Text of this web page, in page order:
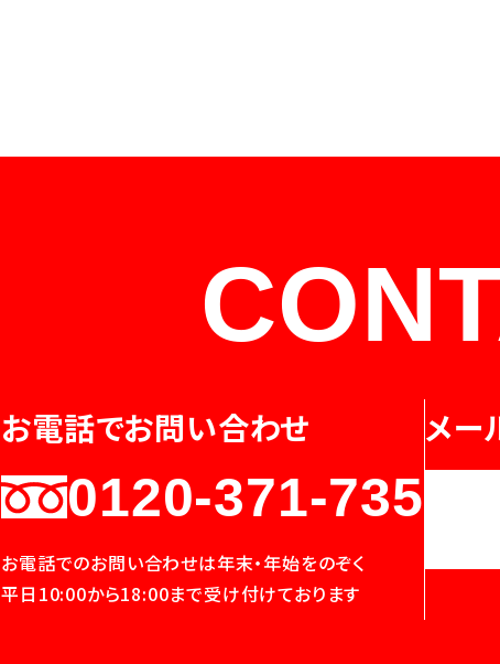
お電話でお問い合わせ
0120-371-735
お電話でのお問い合わせは年末・年始をのぞく
平日10:00から18:00まで受け付けております
メー